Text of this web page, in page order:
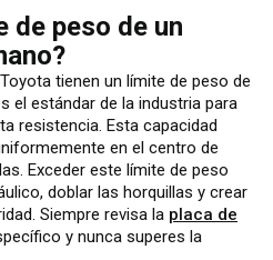
de peso de un
tienen un límite de peso de
el estándar de la industria para
resistencia. Esta capacidad
en el centro de
Exceder este límite de peso
doblar las horquillas y crear
Siempre revisa la placa de
y nunca superes la